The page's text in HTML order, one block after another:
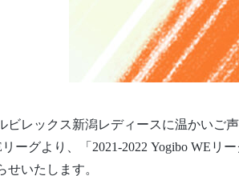
ビレックス新潟レディースに温かいご
ーグより、「2021-2022 Yogibo WE
せいたします。